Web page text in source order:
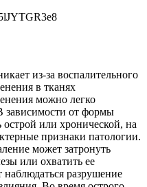
из-за воспалительного
в тканях
можно легко
зависимости от формы
острой или хронической, на
признаки патологии.
может затронуть
или охватить ее
разрушение